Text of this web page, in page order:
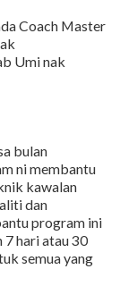
Coach Master
Umi nak
bulan
ni membantu
kawalan
dan
program ini
7 hari atau 30
semua yang